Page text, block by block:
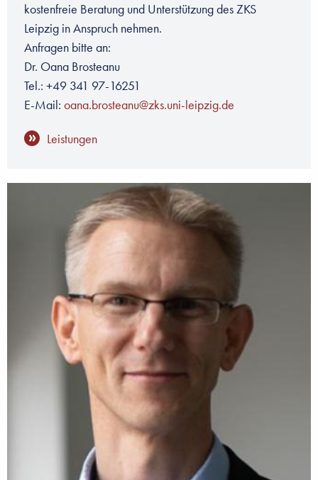
kostenfreie Beratung und Unterstützung des ZKS
Leipzig in Anspruch nehmen.
Anfragen bitte an:
Dr. Oana Brosteanu
Tel.: +49 341 97-16251
E-Mail:oana.brosteanu@zks.uni-leipzig.de
Leistungen